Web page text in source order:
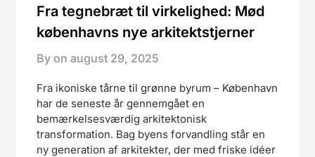
Fra tegnebræt til virkelighed: Mød
københavns nye arkitektstjerner
By on august 29, 2025
Fra ikoniske tårne til grønne byrum – København
har de seneste år gennemgået en
bemærkelsesværdig arkitektonisk
transformation. Bag byens forvandling står en
ny generation af arkitekter, der med friske idéer